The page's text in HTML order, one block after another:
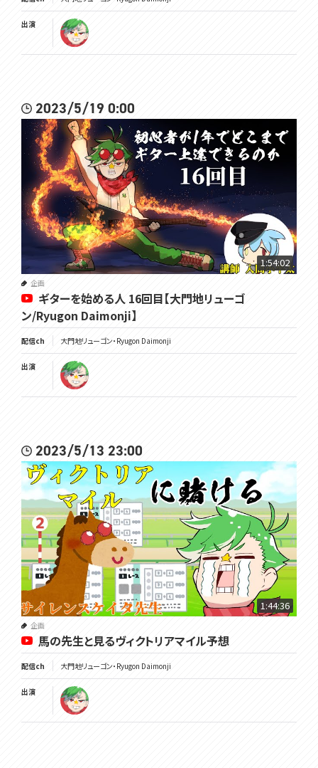
出演
2023/5/19 0:00
1:54:02
企画
ギターを始める人 16回目【大門地リューゴ
ン/Ryugon Daimonji】
配信ch 大門地リューゴン・Ryugon Daimonji
出演
2023/5/13 23:00
1:44:36
企画
馬の先生と見るヴィクトリアマイル予想
配信ch 大門地リューゴン・Ryugon Daimonji
出演